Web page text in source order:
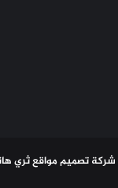
شركة تصميم مواقعثري